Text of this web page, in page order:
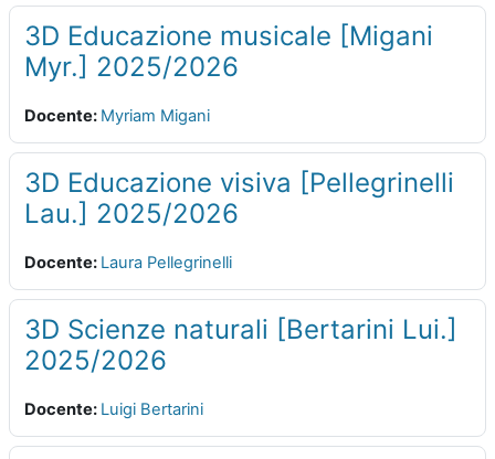
3D Educazione musicale [Migani
Myr.] 2025/2026
Docente: Myriam Migani
3D Educazione visiva [Pellegrinelli
Lau.] 2025/2026
Docente: Laura Pellegrinelli
3D Scienze naturali [Bertarini Lui.]
2025/2026
Docente: Luigi Bertarini